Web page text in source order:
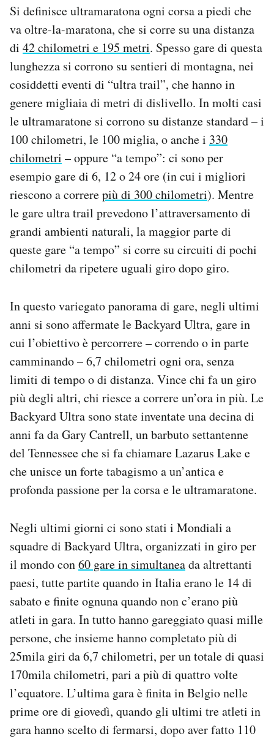
Newsletter
Notifiche mobile
Hai bisogno di aiuto?
Esci
Si definisce ultramaratona ogni corsa a piedi che
va oltre-la-maratona, che si corre su una distanza
di 42 chilometri e 195 metri. Spesso gare di questa
lunghezza si corrono su sentieri di montagna, nei
cosiddetti eventi di “ultra trail”, che hanno in
genere migliaia di metri di dislivello. In molti casi
le ultramaratone si corrono su distanze standard – i
100 chilometri, le 100 miglia, o anche i 330
chilometri – oppure “a tempo”: ci sono per
esempio gare di 6, 12 o 24 ore (in cui i migliori
riescono a correrepiù di 300 chilometri). Mentre
le gare ultra trail prevedono l’attraversamento di
grandi ambienti naturali, la maggior parte di
queste gare “a tempo” si corre su circuiti di pochi
chilometri da ripetere uguali giro dopo giro.
In questo variegato panorama di gare, negli ultimi
anni si sono affermate le Backyard Ultra, gare in
cui l’obiettivo è percorrere – correndo o in parte
camminando – 6,7 chilometri ogni ora, senza
limiti di tempo o di distanza. Vince chi fa un giro
più degli altri, chi riesce a correre un’ora in più. Le
Backyard Ultra sono state inventate una decina di
anni fa da Gary Cantrell, un barbuto settantenne
del Tennessee che si fa chiamare Lazarus Lake e
che unisce un forte tabagismo a un’antica e
profonda passione per la corsa e le ultramaratone.
Negli ultimi giorni ci sono stati i Mondiali a
squadre di Backyard Ultra, organizzati in giro per
il mondo con60 gare in simultaneada altrettanti
paesi, tutte partite quando in Italia erano le 14 di
sabato e finite ognuna quando non c’erano più
atleti in gara. In tutto hanno gareggiato quasi mille
persone, che insieme hanno completato più di
25mila giri da 6,7 chilometri, per un totale di quasi
170mila chilometri, pari a più di quattro volte
l’equatore. L’ultima gara è finita in Belgio nelle
prime ore di giovedì, quando gli ultimi tre atleti in
gara hanno scelto di fermarsi, dopo aver fatto 110